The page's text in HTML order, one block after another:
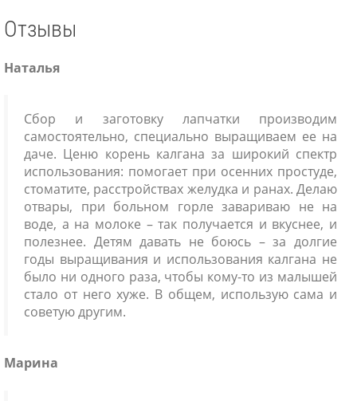
Отзывы
Наталья
Сбор и заготовку лапчатки производим
самостоятельно, специально выращиваем ее на
даче. Ценю корень калгана за широкий спектр
использования: помогает при осенних простуде,
стоматите, расстройствах желудка и ранах. Делаю
отвары, при больном горле завариваю не на
воде, а на молоке – так получается и вкуснее, и
полезнее. Детям давать не боюсь – за долгие
годы выращивания и использования калгана не
было ни одного раза, чтобы кому-то из малышей
стало от него хуже. В общем, использую сама и
советую другим.
Марина